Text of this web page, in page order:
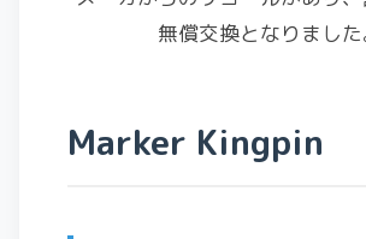
無償交換となりました
Marker Kingpin